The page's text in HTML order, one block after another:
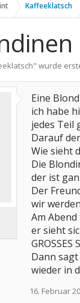
Kaffeeklatsch
" wurde
Eine
ich habe
jedes Teil
Darauf
Wie sieht
Die
der ist
Der
wir
Am
er sieht
GROSSES
Dann
wieder in
16. Februar